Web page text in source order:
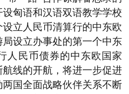
匈语和汉语双语教学学校
立人民币清算行的中东欧
局设立办事处的第一个中东
人民币债券的中东欧国家
航线的开航，将进一步促进
国全面战略伙伴关系不断